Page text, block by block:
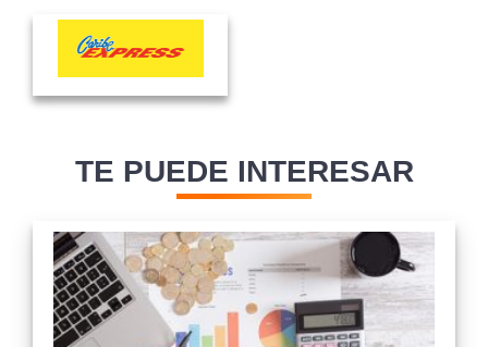
TE PUEDE INTERESAR